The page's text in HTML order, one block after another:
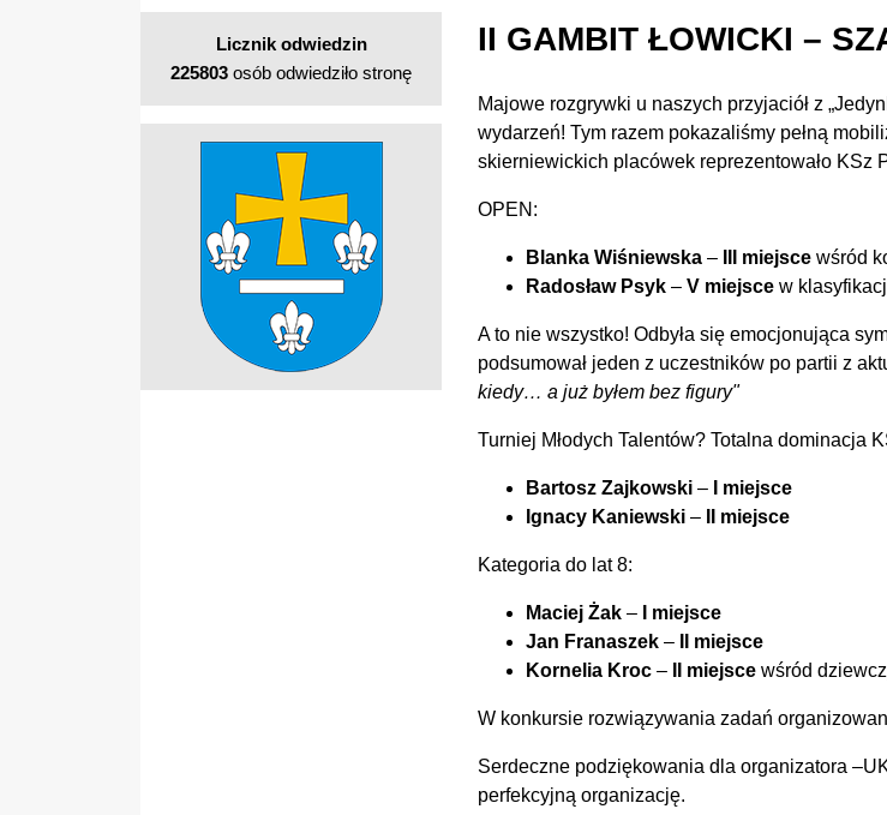
II GAMBIT ŁOWICKI –
Majowe rozgrywki u naszych przyjaciół z
wydarzeń! Tym razem pokazaliśmy pełną
skierniewickich placówek reprezentowało KSz
OPEN:
Blanka Wiśniewska – III miejsce wśród
Radosław Psyk –V miejsce w
A to nie wszystko! Odbyła się emocjonująca
podsumował jeden z uczestników po partii z
kiedy… a już byłem bez figury"
Turniej Młodych Talentów? Totalna dominacja
Bartosz Zajkowski –
I miejsce
Ignacy Kaniewski – II miejsce
Kategoria do lat 8:
Maciej Żak –
I miejsce
Jan Franaszek –
II miejsce
Kornelia Kroc – II miejsce wśród
W konkursie rozwiązywania zadań
Serdeczne podziękowania dla organizatora
perfekcyjną organizację.
Licznik odwiedzin
225803 osób odwiedziło stronę